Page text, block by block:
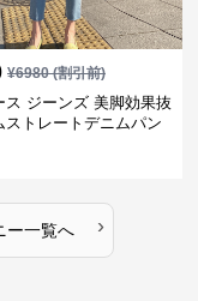
¥6980(割引前)
ス ジーンズ 美脚効果抜
ストレートデニムパン
ー一覧へ ›